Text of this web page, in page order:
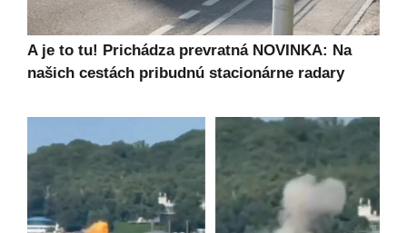
A je to tu! Prichádza prevratná NOVINKA: Na
našich cestách pribudnú stacionárne radary